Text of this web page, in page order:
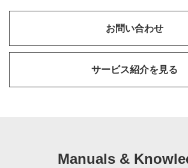
お問い合わせ
サービス紹介を見る
Manuals &